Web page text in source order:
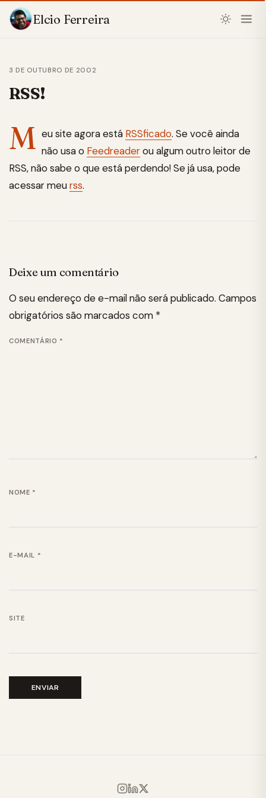
Elcio Ferreira
3 DE OUTUBRO DE 2002
RSS!
M eu site agora está RSSficado. Se você ainda
não usa o Feedreaderou algum outro leitor de
RSS, não sabe o que está perdendo! Se já usa, pode
acessar meurss.
Deixe um comentário
O seu endereço de e-mail não será publicado. Campos
obrigatórios são marcados com *
COMENTÁRIO *
NOME *
E-MAIL *
SITE